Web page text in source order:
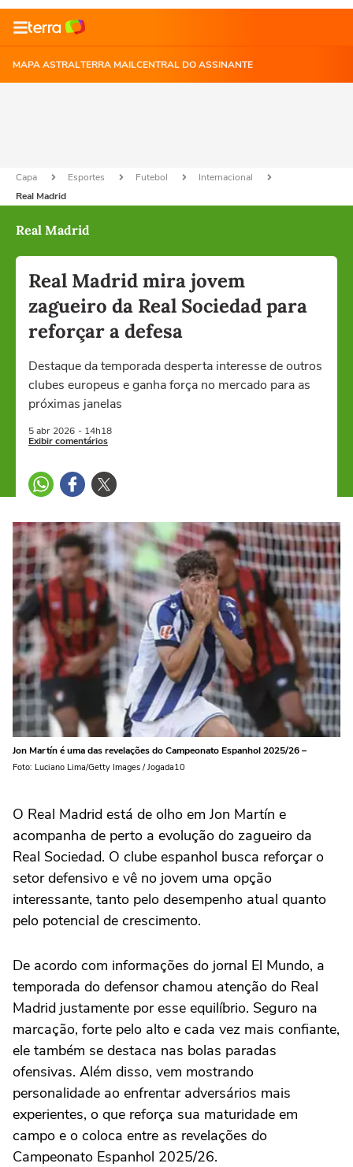
MAPA ASTRALTERRA MAILCENTRAL DO ASSINANTE
Capa Esportes Futebol
Internacional
Real Madrid
Real Madrid
Real Madrid mira jovem
zagueiro da Real Sociedad para
reforçar a defesa
Destaque da temporada desperta interesse de outros
clubes europeus e ganha força no mercado para as
próximas janelas
5 abr 2026 - 14h18
Exibir comentários
Jon Martín é uma das revelações do Campeonato Espanhol 2025/26 –
Foto: Luciano Lima/Getty Images / Jogada10
O Real Madrid está de olho em Jon Martín e
acompanha de perto a evolução do zagueiro da
Real Sociedad. O clube espanhol busca reforçar o
setor defensivo e vê no jovem uma opção
interessante, tanto pelo desempenho atual quanto
pelo potencial de crescimento.
De acordo com informações do jornal El Mundo, a
temporada do defensor chamou atenção do Real
Madrid justamente por esse equilíbrio. Seguro na
marcação, forte pelo alto e cada vez mais confiante,
ele também se destaca nas bolas paradas
ofensivas. Além disso, vem mostrando
personalidade ao enfrentar adversários mais
experientes, o que reforça sua maturidade em
campo e o coloca entre as revelações do
Campeonato Espanhol 2025/26.